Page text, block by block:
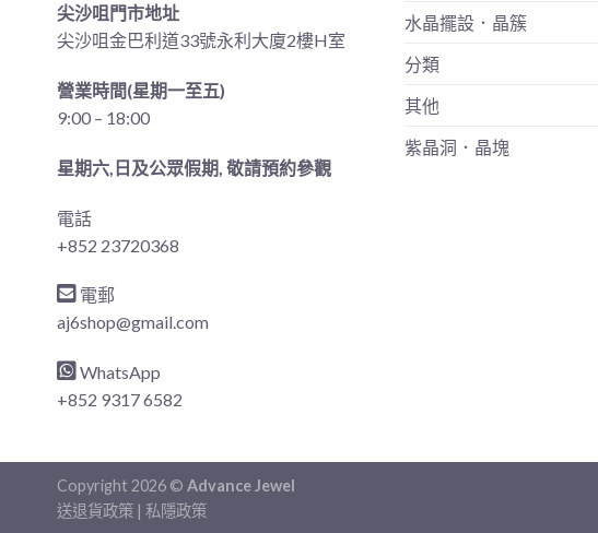
尖沙咀門市地址
尖沙咀金巴利道33號永利大廈2樓H室
營業時間(星期一至五)
9:00 – 18:00
星期六,日及公眾假期, 敬請預約參觀
電話
+852 23720368
電郵
aj6shop@gmail.com
WhatsApp
+852 9317 6582
水晶擺設．晶簇
分類
其他
紫晶洞．晶塊
Copyright 2026 © Advance Jewel
送退貨政策 | 私隱政策